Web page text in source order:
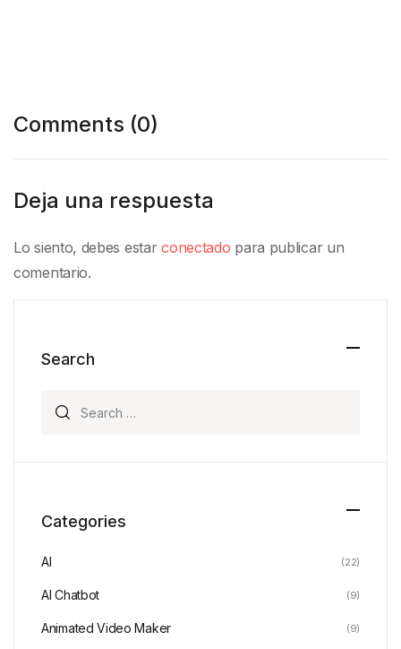
Comments (0)
Deja una respuesta
Lo siento, debes estarconectado para publicar un
comentario.
Search
Categories
AI (22)
AI Chatbot (9)
Animated Video Maker (9)